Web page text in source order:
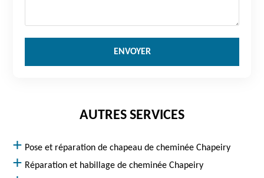
AUTRES SERVICES
Pose et réparation de chapeau de cheminée Chapeiry
Réparation et habillage de cheminée Chapeiry